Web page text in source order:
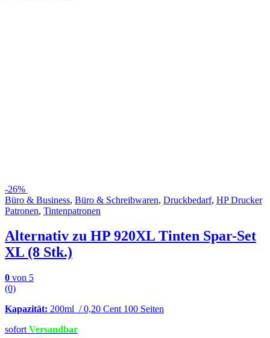
-26%
Büro & Business, Büro & Schreibwaren, Druckbedarf, HP Drucker
Patronen, Tintenpatronen
Alternativ zu HP 920XL Tinten Spar-Set
XL (8 Stk.)
0 von 5
(0)
Kapazität: 200ml / 0,20 Cent 100 Seiten
sofort Versandbar